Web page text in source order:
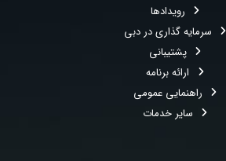
رویدادها
سرمایه گذاری در دبی
پشتیبانی
ارائه برنامه
راهنمایی عمومی
سایر خدمات